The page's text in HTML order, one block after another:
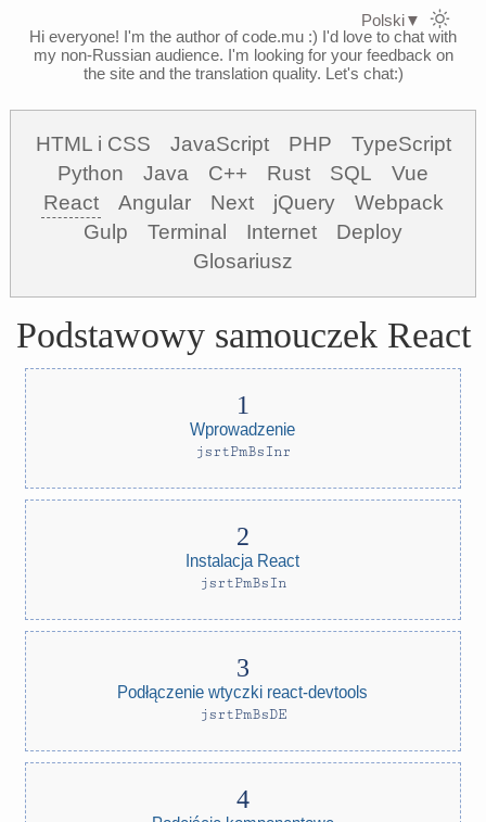
Hi everyone! I'm the author of code.mu :) I'd love to chat with
my non-Russian audience. I'm looking for your feedback on
the site and the translation quality. Let's chat:)
HTML i CSS JavaScript PHP
TypeScript
Python
Java C++ Rust SQL
Vue
React
Angular Next jQuery
Webpack
Gulp
Terminal Internet
Deploy
Glosariusz
Podstawowy samouczek React
Wprowadzenie
jsrtPmBsInr
Instalacja React
jsrtPmBsIn
Podłączenie wtyczki react-devtools
jsrtPmBsDE
Polski▼